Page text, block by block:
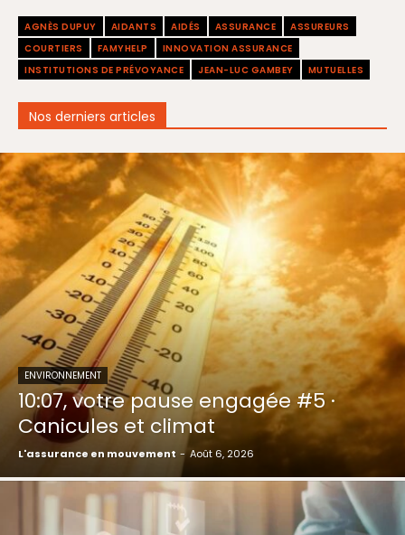
AGNÈS DUPUY AIDANTS AIDÉS ASSURANCE
ASSUREURS
COURTIERS
FAMYHELP
INNOVATION ASSURANCE
INSTITUTIONS DE PRÉVOYANCE
JEAN-LUC GAMBEY MUTUELLES
Nos derniers articles
ENVIRONNEMENT
10:07, votre pause engagée #5 ·
Canicules et climat
L'assurance en mouvement - Août 6, 2026